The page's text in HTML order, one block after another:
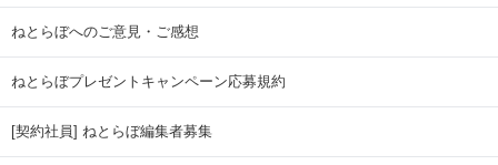
ねとらぼへのご意見・ご感想
ねとらぼプレゼントキャンペーン応募規約
[契約社員] ねとらぼ編集者募集